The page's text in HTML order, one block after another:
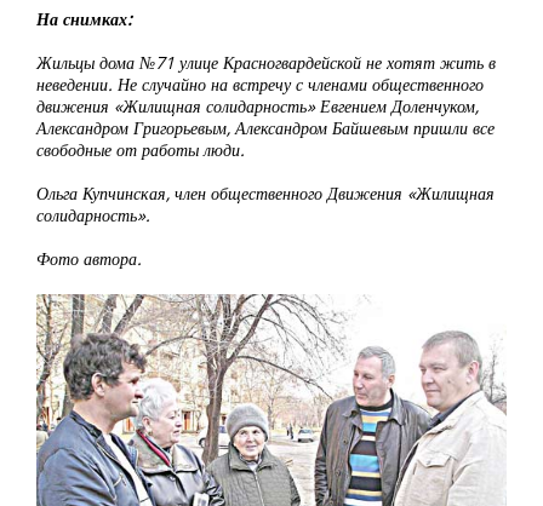
На снимках:
Жильцы дома №71 улице Красногвардейской не хотят жить в
неведении. Не случайно на встречу с членами общественного
движения «Жилищная солидарность» Евгением Доленчуком,
Александром Григорьевым, Александром Байшевым пришли все
свободные от работы люди.
Ольга Купчинская, член общественного Движения «Жилищная
солидарность».
Фото автора.